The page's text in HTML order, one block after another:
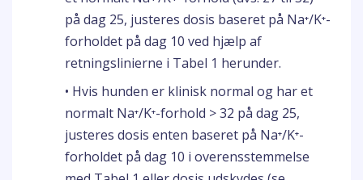
på dag 25, justeres dosis baseret på Na⁺/K⁺-
forholdet på dag 10 ved hjælp af
retningslinierne i Tabel 1 herunder.
• Hvis hunden er klinisk normal og har et
normalt Na⁺/K⁺-forhold > 32 på dag 25,
justeres dosis enten baseret på Na⁺/K⁺-
forholdet på dag 10 i overensstemmelse